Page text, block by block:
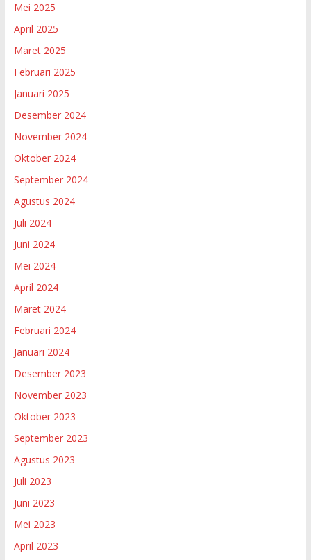
Mei 2025
April 2025
Maret 2025
Februari 2025
Januari 2025
Desember 2024
November 2024
Oktober 2024
September 2024
Agustus 2024
Juli 2024
Juni 2024
Mei 2024
April 2024
Maret 2024
Februari 2024
Januari 2024
Desember 2023
November 2023
Oktober 2023
September 2023
Agustus 2023
Juli 2023
Juni 2023
Mei 2023
April 2023